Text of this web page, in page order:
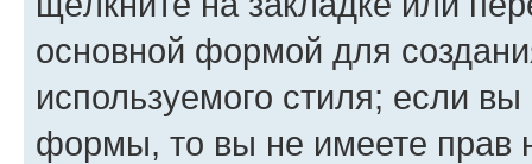
основной формой для
используемого стиля; если
формы, то вы не имеете прав